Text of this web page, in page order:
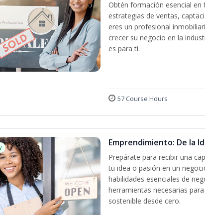
Obtén formación esencial
estrategias de ventas,
eres un profesional
crecer su negocio en la
es para ti.
57 Course Hours
Emprendimiento: De la
Prepárate para recibir una
tu idea o pasión en un
habilidades esenciales de
herramientas necesarias
sostenible desde cero.